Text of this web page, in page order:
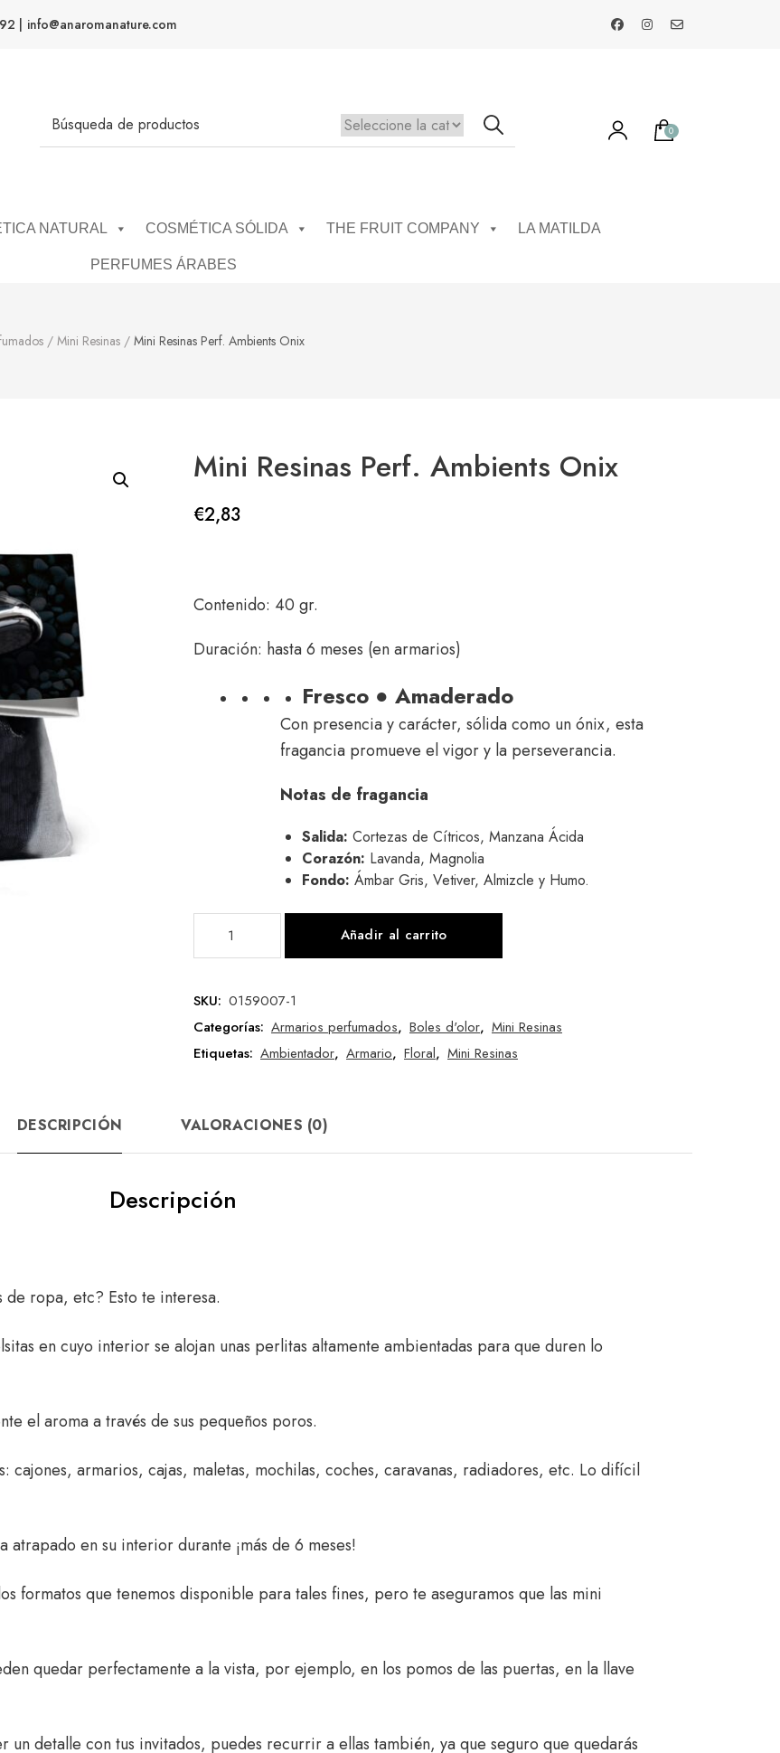
| info@anaromanature.com
0
NATURAL COSMÉTICA SÓLIDA THE FRUIT COMPANY LA MATILDA
PERFUMES ÁRABES
/ Mini Resinas / Mini Resinas Perf. Ambients Onix
Mini Resinas Perf. Ambients Onix
€2,83
Contenido: 40 gr.
Duración: hasta 6 meses (en armarios)
Fresco ● Amaderado
Con presencia y carácter, sólida como un ónix, esta
fragancia promueve el vigor y la perseverancia.
Notas de fragancia
Salida: Cortezas de Cítricos, Manzana Ácida
Corazón: Lavanda, Magnolia
Fondo: Ámbar Gris, Vetiver, Almizcle y Humo.
Añadir al carrito
SKU: 0159007-1
Categorías: Armarios perfumados, Boles d'olor, Mini Resinas
Etiquetas: Ambientador, Armario, Floral, Mini Resinas
DESCRIPCIÓN VALORACIONES (0)
Descripción
de ropa, etc? Esto te interesa.
en cuyo interior se alojan unas perlitas altamente ambientadas para que duren lo
el aroma a través de sus pequeños poros.
cajones, armarios, cajas, maletas, mochilas, coches, caravanas, radiadores, etc. Lo difícil
en su interior durante ¡más de 6 meses!
formatos que tenemos disponible para tales fines, pero te aseguramos que las mini
quedar perfectamente a la vista, por ejemplo, en los pomos de las puertas, en la llave
un detalle con tus invitados, puedes recurrir a ellas también, ya que seguro que quedarás